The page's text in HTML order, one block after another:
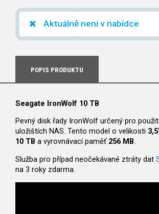
Aktuálně není v nabídce
POPIS PRODUKTU
Seagate IronWolf 10 TB
Pevný disk řady IronWolf určený pro
uložištích NAS. Tento model o velikosti
10 TB a vyrovnávací paměť 256 MB.
Služba pro případ neočekávané ztráty dat
na 3 roky zdarma.